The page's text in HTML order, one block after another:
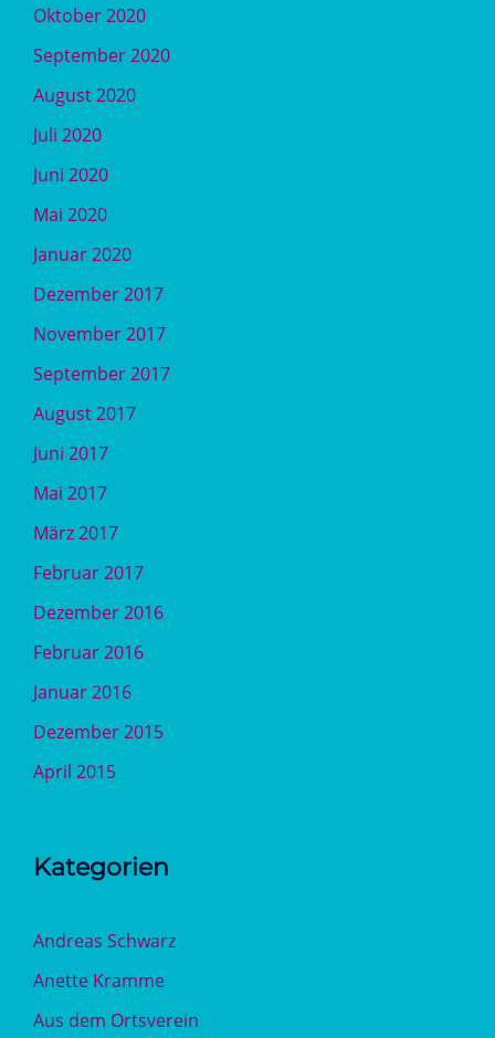
Oktober 2020
September 2020
August 2020
Juli 2020
Juni 2020
Mai 2020
Januar 2020
Dezember 2017
November 2017
September 2017
August 2017
Juni 2017
Mai 2017
März 2017
Februar 2017
Dezember 2016
Februar 2016
Januar 2016
Dezember 2015
April 2015
Kategorien
Andreas Schwarz
Anette Kramme
Aus dem Ortsverein